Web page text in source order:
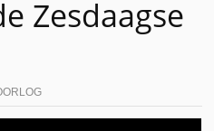
Zesdaagse